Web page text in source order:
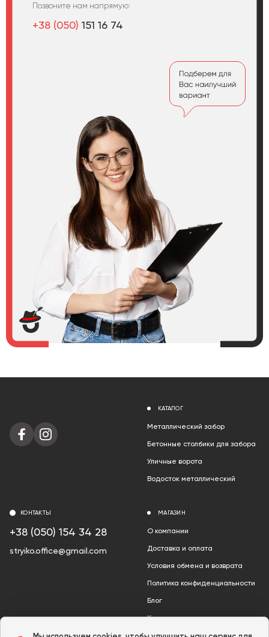
Позвоните нам напрямую:
+38 (050) 151 16 74
КАТАЛОГ
Металлический забор
Бетонные столбики для забора
Уличные ворота
Водосток металлический
МАГАЗИН
О компании
Доставка и оплата
Условия обмена и возврата
Политика конфиденциальности
Блог
Контакты
Акции
КОНТАКТЫ
+38 (050) 154 34 28
stryiko.office@gmail.com